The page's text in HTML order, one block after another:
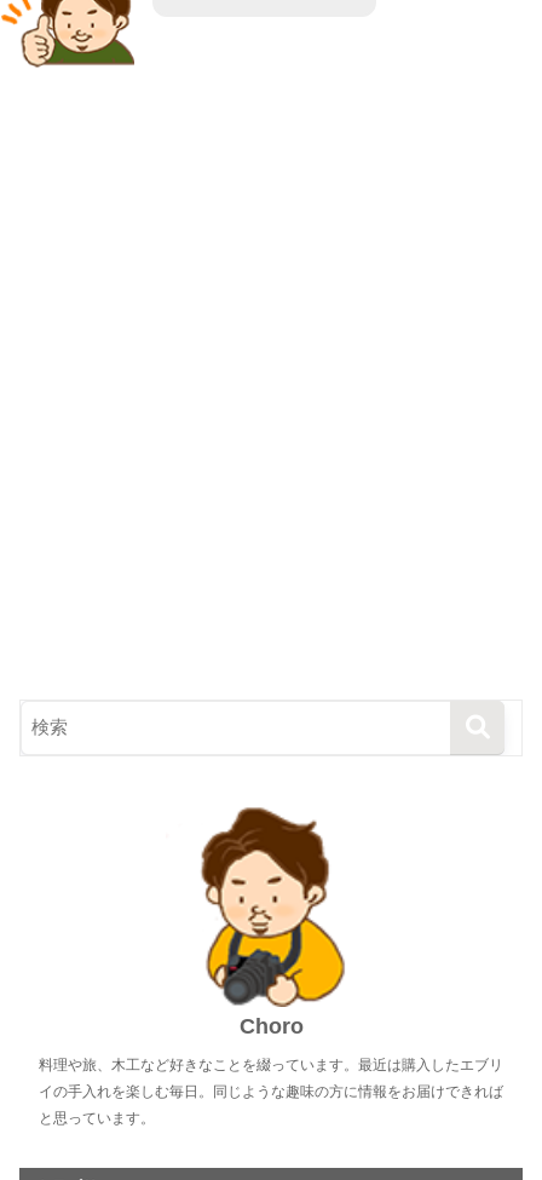
Choro
料理や旅、木工など好きなことを綴っています。最近は購入したエブリ
イの手入れを楽しむ毎日。同じような趣味の方に情報をお届けできれば
と思っています。